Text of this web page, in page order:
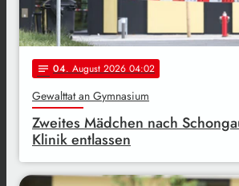
notes 04. August 2026 04:02
Gewalttat an Gymnasium
Zweites Mädchen nach
Klinik entlassen